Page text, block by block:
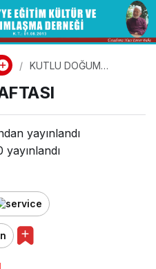
KUTLU DOĞUM
yayınlandı
yayınlandı
0 Paylaş